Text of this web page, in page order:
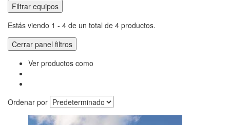
Filtrar equipos
Estás viendo 1 - 4 de un total de 4 productos.
Cerrar panel filtros
Ver productos como
Ordenar por